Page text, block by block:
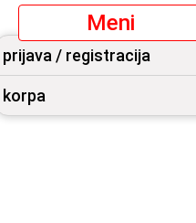
Meni
prijava / registracija
korpa